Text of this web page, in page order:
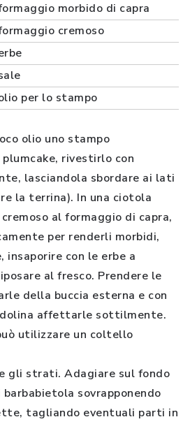
morbido di capra
cremoso
per lo stampo
olio uno stampo
rivestirlo con
lasciandola sbordare ai lati
la terrina). In una ciotola
al formaggio di capra,
per renderli morbidi,
insaporire con le erbe a
al fresco. Prendere le
della buccia esterna e con
affettarle sottilmente.
utilizzare un coltello
gli strati. Adagiare sul fondo
sovrapponendo
tagliando eventuali parti in